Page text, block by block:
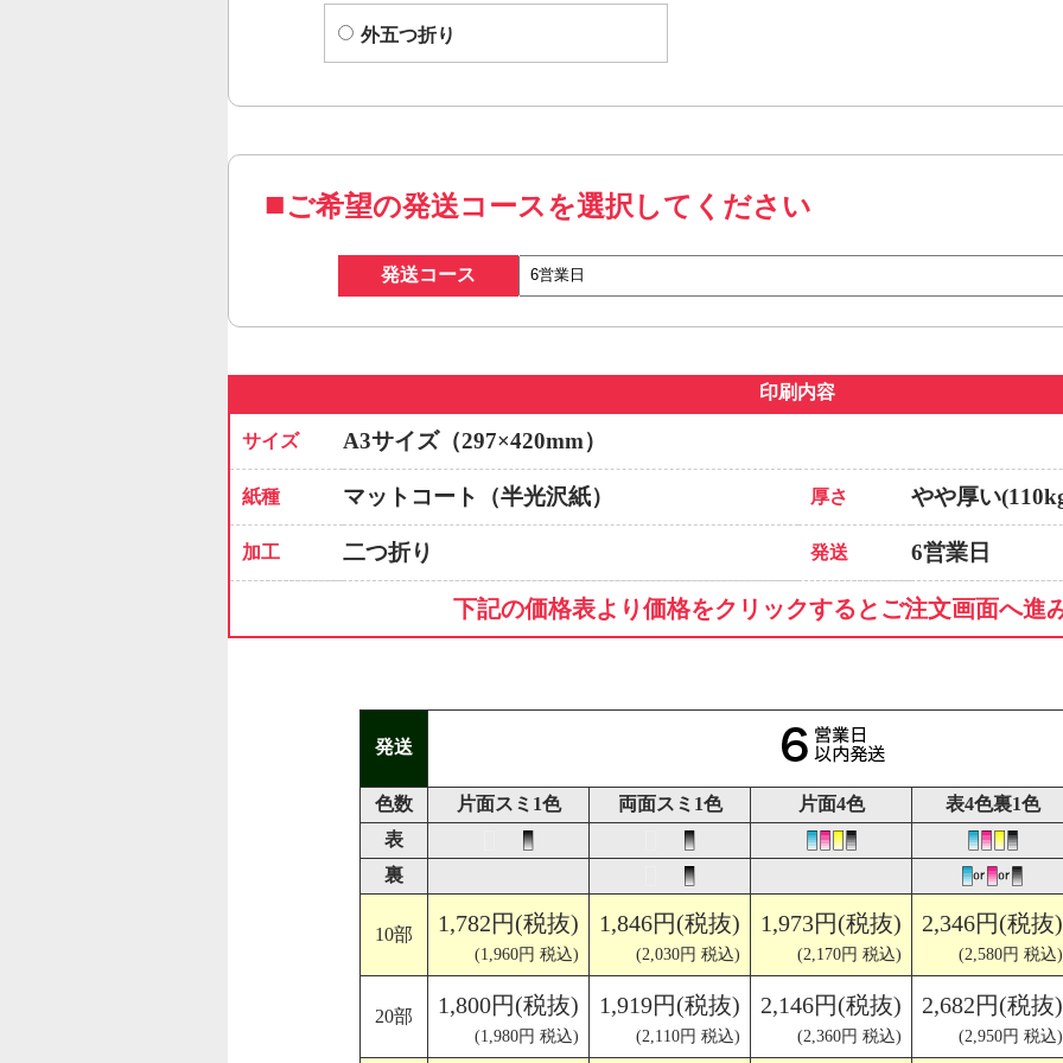
外五つ折り
ご希望の発送コースを選択してください
発送コース
印刷内容
サイズ A3サイズ（297×420mm）
紙種 マットコート（半光沢紙） 厚さ やや厚い
加工 二つ折り 発送 6営業日
下記の価格表より価格をクリックするとご注文画面へ進
発送
色数 片面スミ1色 両面スミ1色 片面4色
表4色裏1色
表
裏
10部 1,782円(税抜)
(1,960円 税込)
1,846円(税抜)
(2,030円 税込)
1,973円(税抜)
(2,170円 税込)
2,346円(税抜)
(2,580円 税込)
20部 1,800円(税抜)
(1,980円 税込)
1,919円(税抜)
(2,110円 税込)
2,146円(税抜)
(2,360円 税込)
2,682円(税抜)
(2,950円 税込)